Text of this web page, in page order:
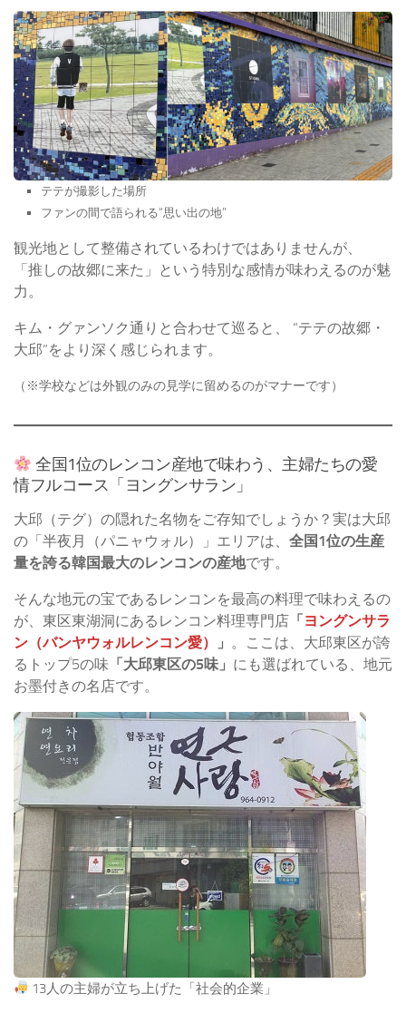
テテが撮影した場所
ファンの間で語られる“思い出の地”
観光地として整備されているわけではありませんが、
「推しの故郷に来た」という特別な感情が味わえるのが魅
力。
キム・グァンソク通りと合わせて巡ると、 “テテの故郷・
大邱”をより深く感じられます。
（※学校などは外観のみの見学に留めるのがマナーです）
全国1位のレンコン産地で味わう、主婦たちの愛
情フルコース「ヨングンサラン」
大邱（テグ）の隠れた名物をご存知でしょうか？実は大邱
の「半夜月（パニャウォル）」エリアは、 全国1位の生産
量を誇る韓国最大のレンコンの産地です。
そんな地元の宝であるレンコンを最高の料理で味わえるの
が、東区東湖洞にあるレンコン料理専門店 「ヨングンサラ
ン（バンヤウォルレンコン愛）
」 。ここは、大邱東区が誇
るトップ5の味 「大邱東区の5味」 にも選ばれている、地元
お墨付きの名店です。
13人の主婦が立ち上げた「社会的企業」